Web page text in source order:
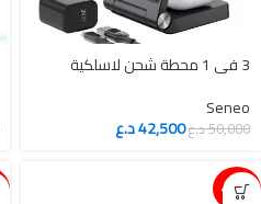
‎3 في 1 محطة شحن لاسلكية
Seneo
50,000د.ع42,500د.ع
15%-